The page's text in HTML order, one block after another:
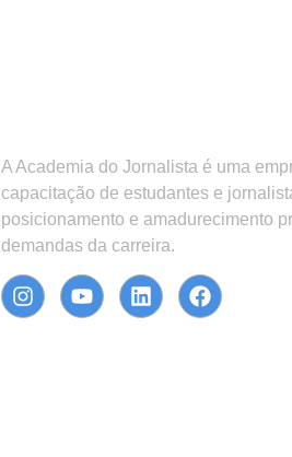
A Academia do Jornalista é uma
capacitação de estudantes e
posicionamento e amadurecimento
demandas da carreira.